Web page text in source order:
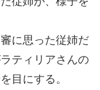
に思った従姉だ
ティリアさんの
目にする。